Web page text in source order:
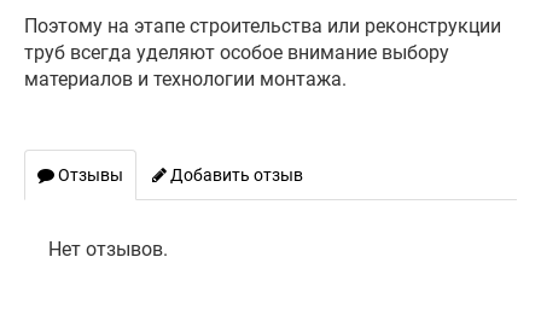
Поэтому на этапе строительства или реконструкции
труб всегда уделяют особое внимание выбору
материалов и технологии монтажа.
Отзывы Добавить отзыв
Нет отзывов.